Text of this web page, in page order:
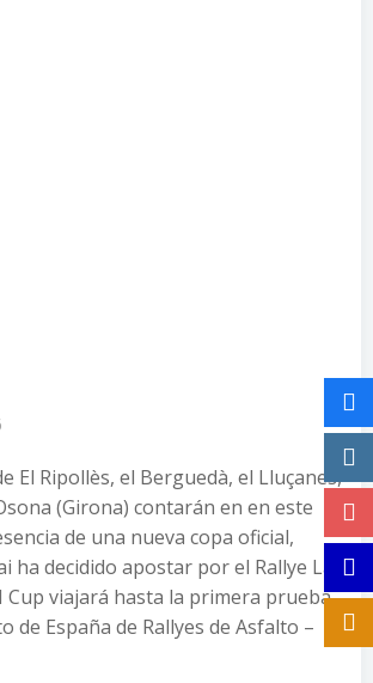
El Ripollès, el Berguedà, el Lluçanes,
(Girona) contarán en en este
de una nueva copa oficial,
ha decidido apostar por el Rallye La
Cup viajará hasta la primera prueba
de España de Rallyes de Asfalto –